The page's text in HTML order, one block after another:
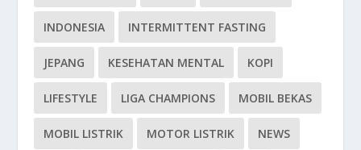
INDONESIA INTERMITTENT FASTING
JEPANG KESEHATAN MENTAL KOPI
LIFESTYLE LIGA CHAMPIONS MOBIL BEKAS
MOBIL LISTRIK MOTOR LISTRIK NEWS